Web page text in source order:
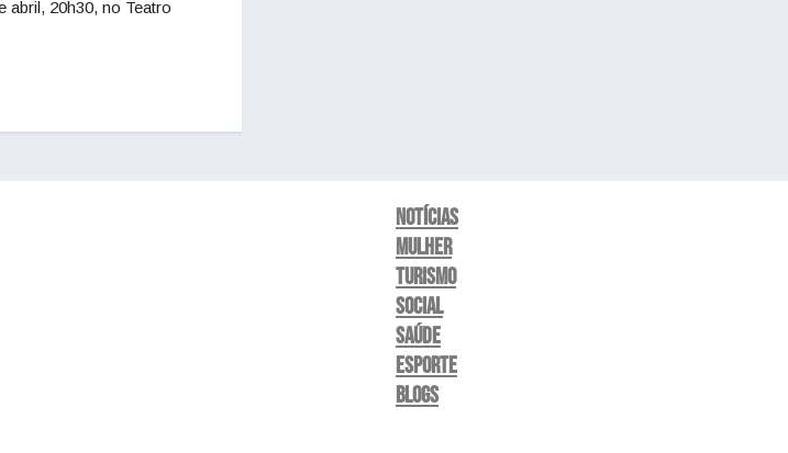
abril, 20h30, no Teatro
Notícias
Mulher
Turismo
Social
Saúde
Esporte
Blogs